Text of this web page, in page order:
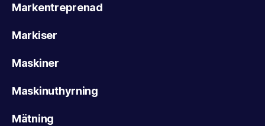
Markentreprenad
Markiser
Maskiner
Maskinuthyrning
Mätning